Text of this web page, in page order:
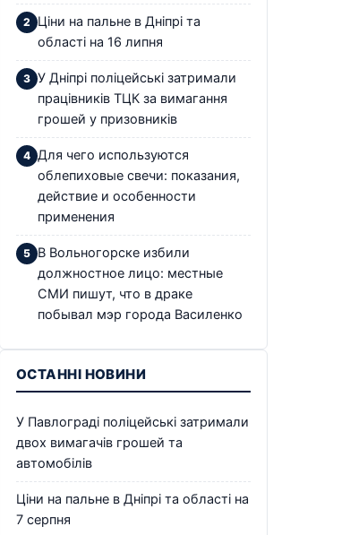
Ціни на пальне в Дніпрі та
області на 16 липня
У Дніпрі поліцейські затримали
працівників ТЦК за вимагання
грошей у призовників
Для чего используются
облепиховые свечи: показания,
действие и особенности
применения
В Вольногорске избили
должностное лицо: местные
СМИ пишут, что в драке
побывал мэр города Василенко
ОСТАННІ НОВИНИ
У Павлограді поліцейські затримали
двох вимагачів грошей та
автомобілів
Ціни на пальне в Дніпрі та області на
7 серпня